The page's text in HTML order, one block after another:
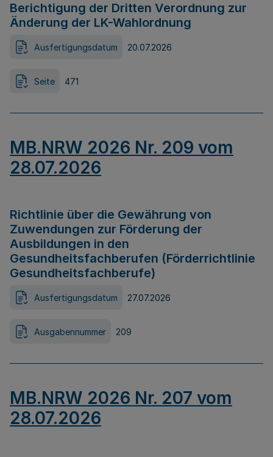
Berichtigung der Dritten Verordnung zur
Änderung der LK-Wahlordnung
Ausfertigungsdatum 20.07.2026
Seite 471
MB.NRW 2026 Nr. 209 vom
28.07.2026
Richtlinie über die Gewährung von
Zuwendungen zur Förderung der
Ausbildungen in den
Gesundheitsfachberufen (Förderrichtlinie
Gesundheitsfachberufe)
Ausfertigungsdatum 27.07.2026
Ausgabennummer 209
MB.NRW 2026 Nr. 207 vom
28.07.2026